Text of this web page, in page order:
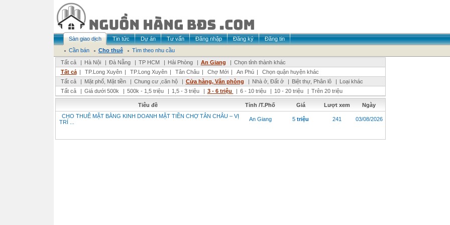
Sàn giao dịch Tin tức Dự án Tư vấn Đăng nhập Đăng ký
Đăng tin
Cần bán
Cho thuê
Tìm theo nhu cầu
Tất cả
| Hà Nội | Đà Nẵng | TP HCM | Hải Phòng | An Giang | Chọn tỉnh thành khác
Tất cả | TP.Long Xuyên | TP.Long Xuyên | Tân Châu | Chợ Mới | An Phú |
Chọn quận huyện khác
Tất cả
| Mặt phố, Mặt tiền | Chung cư ,căn hộ | Cửa hàng, Văn phòng | Nhà ở, Đất ở | Biệt thự, Phân lô | Loại khác
Tất cả
| Giá dưới 500k | 500k - 1,5 triệu | 1,5 - 3 triệu | 3 - 6 triệu | 6 - 10 triệu | 10 - 20 triệu | Trên 20 triệu
Tiêu đề Tỉnh /T.Phố Giá Lượt xem
Ngày
CHO THUÊ MẶT BẰNG KINH DOANH MẶT TIỀN CHỢ TÂN CHÂU – VỊ
TRÍ ...
An Giang 5 triệu 241 03/08/2026